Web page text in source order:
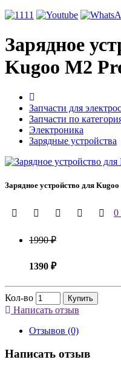
Зарядное
Kugoo M2
Запчасти для
Запчасти по
Электроника
Зарядные устройства
Зарядное устройство для
0
1990 ₽
1390 ₽
Кол-во Купить
Написать отзыв
Отзывов (0)
Написать отзыв